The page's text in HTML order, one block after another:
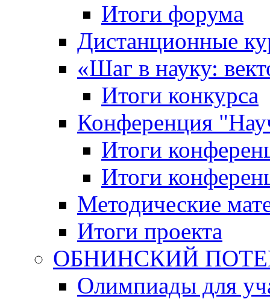
Итоги форума
Дистанционные
«Шаг в науку:
Итоги конкурса
Конференция
Итоги
Итоги
Методические
Итоги проекта
ОБНИНСКИЙ
Олимпиады для